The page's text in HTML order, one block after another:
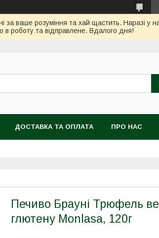
ваше розуміння та хай щастить. Наразі у
роботу та відправлене. Вдалого дня!
ДОСТАВКА ТА ОПЛАТА ПРО НАС
Печиво Брауні Трюфель
глютену Monlasa, 120г